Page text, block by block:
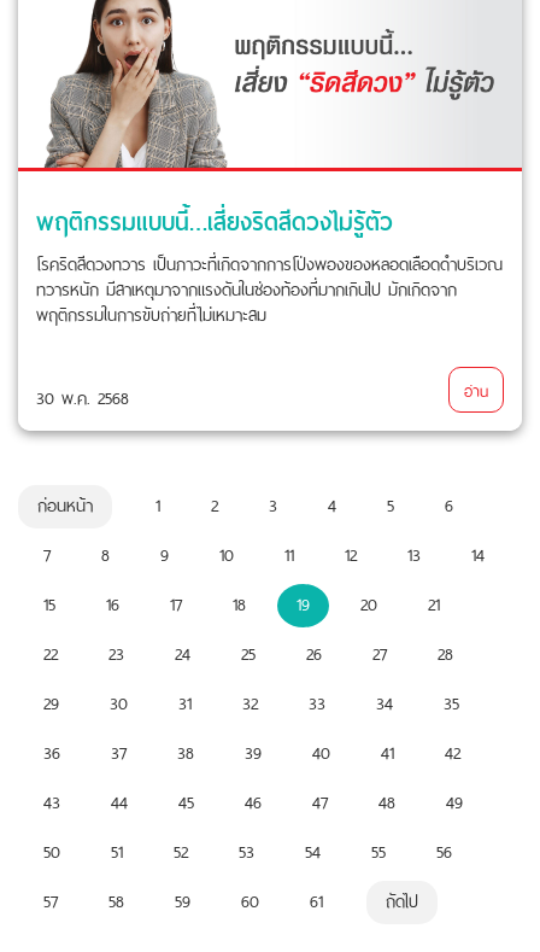
พฤติกรรมแบบนี้…เสี่ยงริดสีดวงไม่รู้ตัว
โรคริดสีดวงทวาร เป็นภาวะที่เกิดจากการโป่งพองของหลอดเลือดดำบริเวณ
ทวารหนัก มีสาเหตุมาจากแรงดันในช่องท้องที่มากเกินไป มักเกิดจาก
พฤติกรรมในการขับถ่ายที่ไม่เหมาะสม
30 พ.ค. 2568 อ่าน
ก่อนหน้า 1 2 3 4 5
6
7
8 9 10 11 12 13
14
15
16 17 18 19 20
21
22
23 24 25 26 27
28
29
30 31 32 33 34
35
36
37 38 39 40 41
42
43
44 45 46 47 48
49
50
51 52 53 54 55
56
57
58 59 60 61 ถัดไป